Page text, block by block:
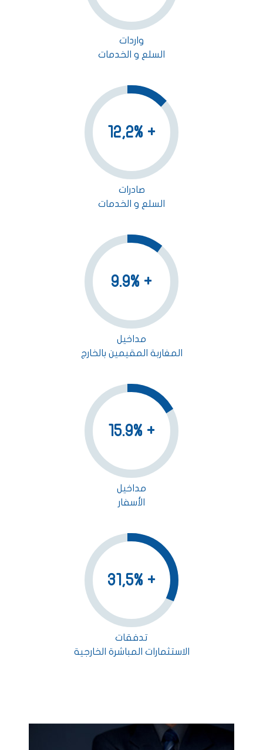
واردات
السلع و الخدمات
+ 12,2%
صادرات
السلع و الخدمات
+ 9.9%
مداخيل
المغاربة المقيمين بالخارج
+ 15.9%
مداخيل
الأسفار
+ 31,5%
تدفقات
الاستثمارات المباشرة الخارجية